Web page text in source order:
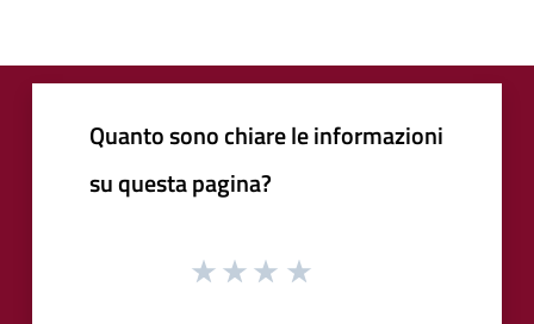
Quanto sono chiare le informazioni
su questa pagina?